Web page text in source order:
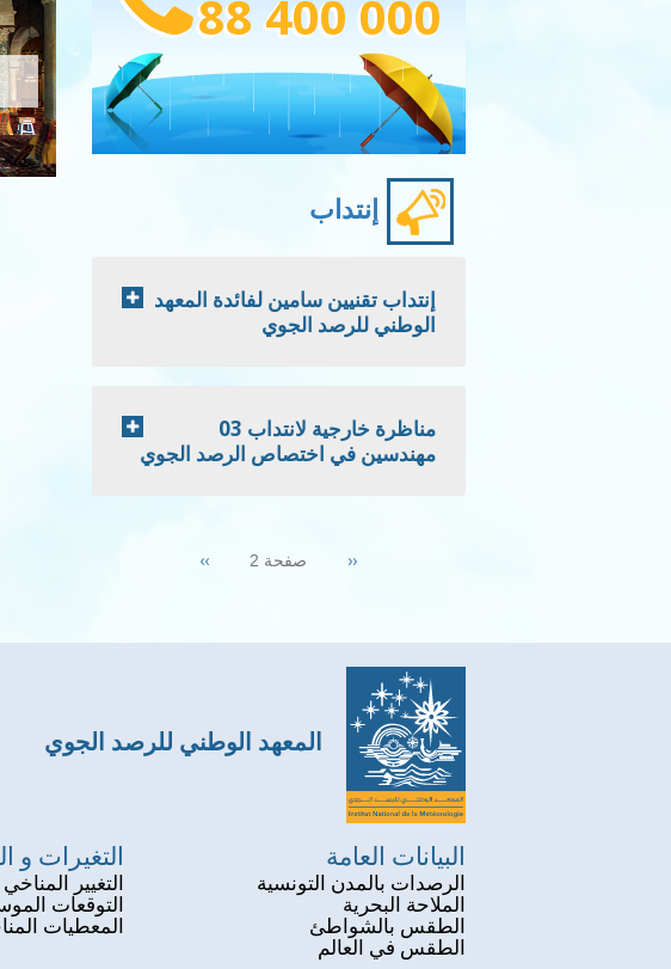
88 400 000
إنتداب
إنتداب تقنيين سامين لفائدة المعهد
الوطني للرصد الجوي
مناظرة خارجية لانتداب 03
مهندسين في اختصاص الرصد الجوي
Previous
‹‹ صفحة 2 Next
››
المعهد الوطني للرصد الجوي
البيانات العامة
الرصدات بالمدن التونسية
الملاحة البحرية
الطقس بالشواطئ
الطقس في العالم
التغيرات و
التغيير المناخي
التوقعات
المعطيات